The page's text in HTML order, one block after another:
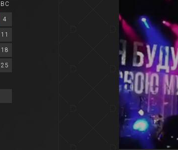
ВС
4
11
18
25
00:00